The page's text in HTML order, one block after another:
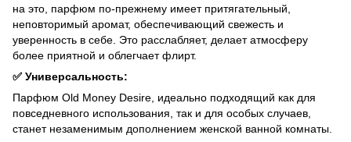
на это, парфюм по-прежнему имеет притягательный,
неповторимый аромат, обеспечивающий свежесть и
уверенность в себе. Это расслабляет, делает атмосферу
более приятной и облегчает флирт.
✅ Универсальность:
Парфюм Old Money Desire, идеально подходящий как для
повседневного использования, так и для особых случаев,
станет незаменимым дополнением женской ванной комнаты.